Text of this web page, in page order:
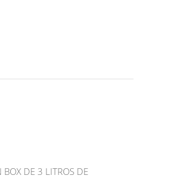
BOX DE 3 LITROS DE